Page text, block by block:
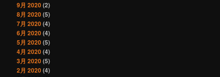
9月 2020(2)
8月 2020(5)
7月 2020(4)
6月 2020(4)
5月 2020(5)
4月 2020(4)
3月 2020(5)
2月 2020(4)